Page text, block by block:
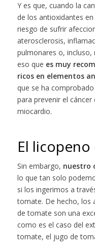
Y es que, cuando la
de los antioxidantes
riesgo de sufrir
aterosclerosis,
pulmonares o, incluso,
eso que es muy
ricos en elementos
que se ha
para prevenir el
miocardio.
El
Sin embargo, nuestro
lo que tan solo
si los ingerimos a
tomate. De hecho, los
de tomate son una
como es el caso del
tomate, el jugo de